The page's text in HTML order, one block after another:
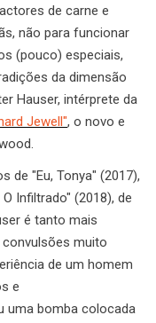
de carne e
não para funcionar
(pouco) especiais,
da dimensão
Hauser, intérprete da
Jewell", o novo e
de "Eu, Tonya" (2017),
Infiltrado" (2018), de
é tanto mais
muito
de um homem
e
uma bomba colocada